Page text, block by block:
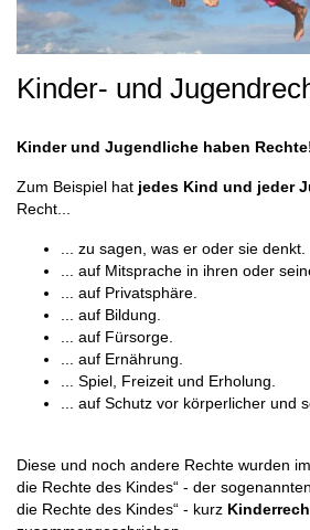
Kinder- und
Kinder und Jugendliche haben
Zum Beispiel hat jedes Kind und jeder
Recht...
... zu sagen, was er oder sie denkt.
... auf Mitsprache in ihren oder
... auf Privatsphäre.
... auf Bildung.
... auf Fürsorge.
... auf Ernährung.
... Spiel, Freizeit und Erholung.
... auf Schutz vor körperlicher und
Diese und noch andere Rechte wurden
die Rechte des Kindes“ - der
die Rechte des Kindes“ - kurz